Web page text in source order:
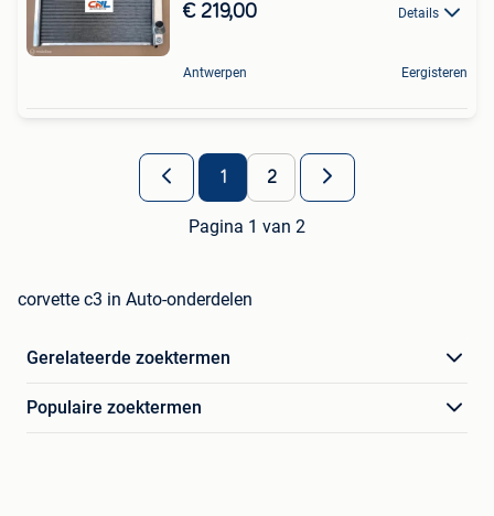
€ 219,00 Details
Antwerpen Eergisteren
1 2
Pagina 1 van 2
corvette c3 in Auto-onderdelen
Gerelateerde zoektermen
Populaire zoektermen